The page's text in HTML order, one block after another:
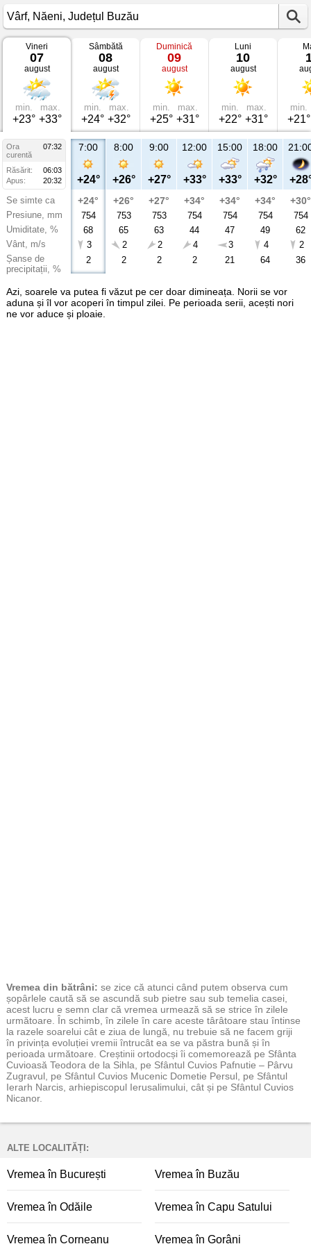
Vremea
Vârf
Năeni,
Județul
Buzău
Vineri
07
august
min.
+23°
max.
+33°
Sâmbătă
08
august
min.
+24°
max.
+32°
Duminică
09
august
min.
+25°
max.
+31°
Luni
10
august
min.
+22°
max.
+31°
min.
+21°
Ora
07:32
curentă
Răsărit:
06:03
Apus:
20:32
Se simte ca
Presiune, mm
Umiditate, %
Vânt, m/s
Șanse de
precipitații, %
7:00
+24°
+24°
754
68
3
2
8:00
+26°
+26°
753
65
2
2
9:00
+27°
+27°
753
63
2
2
12:00
+33°
+34°
754
44
4
2
15:00
+33°
+34°
754
47
3
21
18:00
+32°
+34°
754
49
4
64
+30°
754
62
2
36
Azi, soarele va putea fi văzut pe cer doar dimineața. Norii se vor
aduna și îl vor acoperi în timpul zilei. Pe perioada serii, acești nori
ne vor aduce și ploaie.
Vremea din bătrâni: se zice că atunci când putem observa cum
șopârlele caută să se ascundă sub pietre sau sub temelia casei,
acest lucru e semn clar că vremea urmează să se strice în zilele
următoare. În schimb, în zilele în care aceste târâtoare stau întinse
la razele soarelui cât e ziua de lungă, nu trebuie să ne facem griji
în privința evoluției vremii întrucât ea se va păstra bună și în
perioada următoare. Creștinii ortodocși îi comemorează pe Sfânta
Cuvioasă Teodora de la Sihla, pe Sfântul Cuvios Pafnutie – Pârvu
Zugravul, pe Sfântul Cuvios Mucenic Dometie Persul, pe Sfântul
Ierarh Narcis, arhiepiscopul Ierusalimului, cât și pe Sfântul Cuvios
Nicanor.
ALTE LOCALITĂȚI:
Vremea în București Vremea în Buzău
Vremea în Odăile Vremea în Capu Satului
Vremea în Corneanu Vremea în Gorâni